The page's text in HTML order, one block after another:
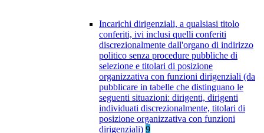
Incarichi dirigenziali, a qualsiasi titolo
conferiti, ivi inclusi quelli conferiti
discrezionalmente dall'organo di indirizzo
politico senza procedure pubbliche di
selezione e titolari di posizione
organizzativa con funzioni dirigenziali (da
pubblicare in tabelle che distinguano le
seguenti situazioni: dirigenti, dirigenti
individuati discrezionalmente, titolari di
posizione organizzativa con funzioni
dirigenziali) 9